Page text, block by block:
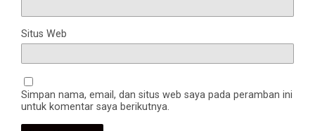
Situs Web
Simpan nama, email, dan situs web saya pada peramban ini
untuk komentar saya berikutnya.